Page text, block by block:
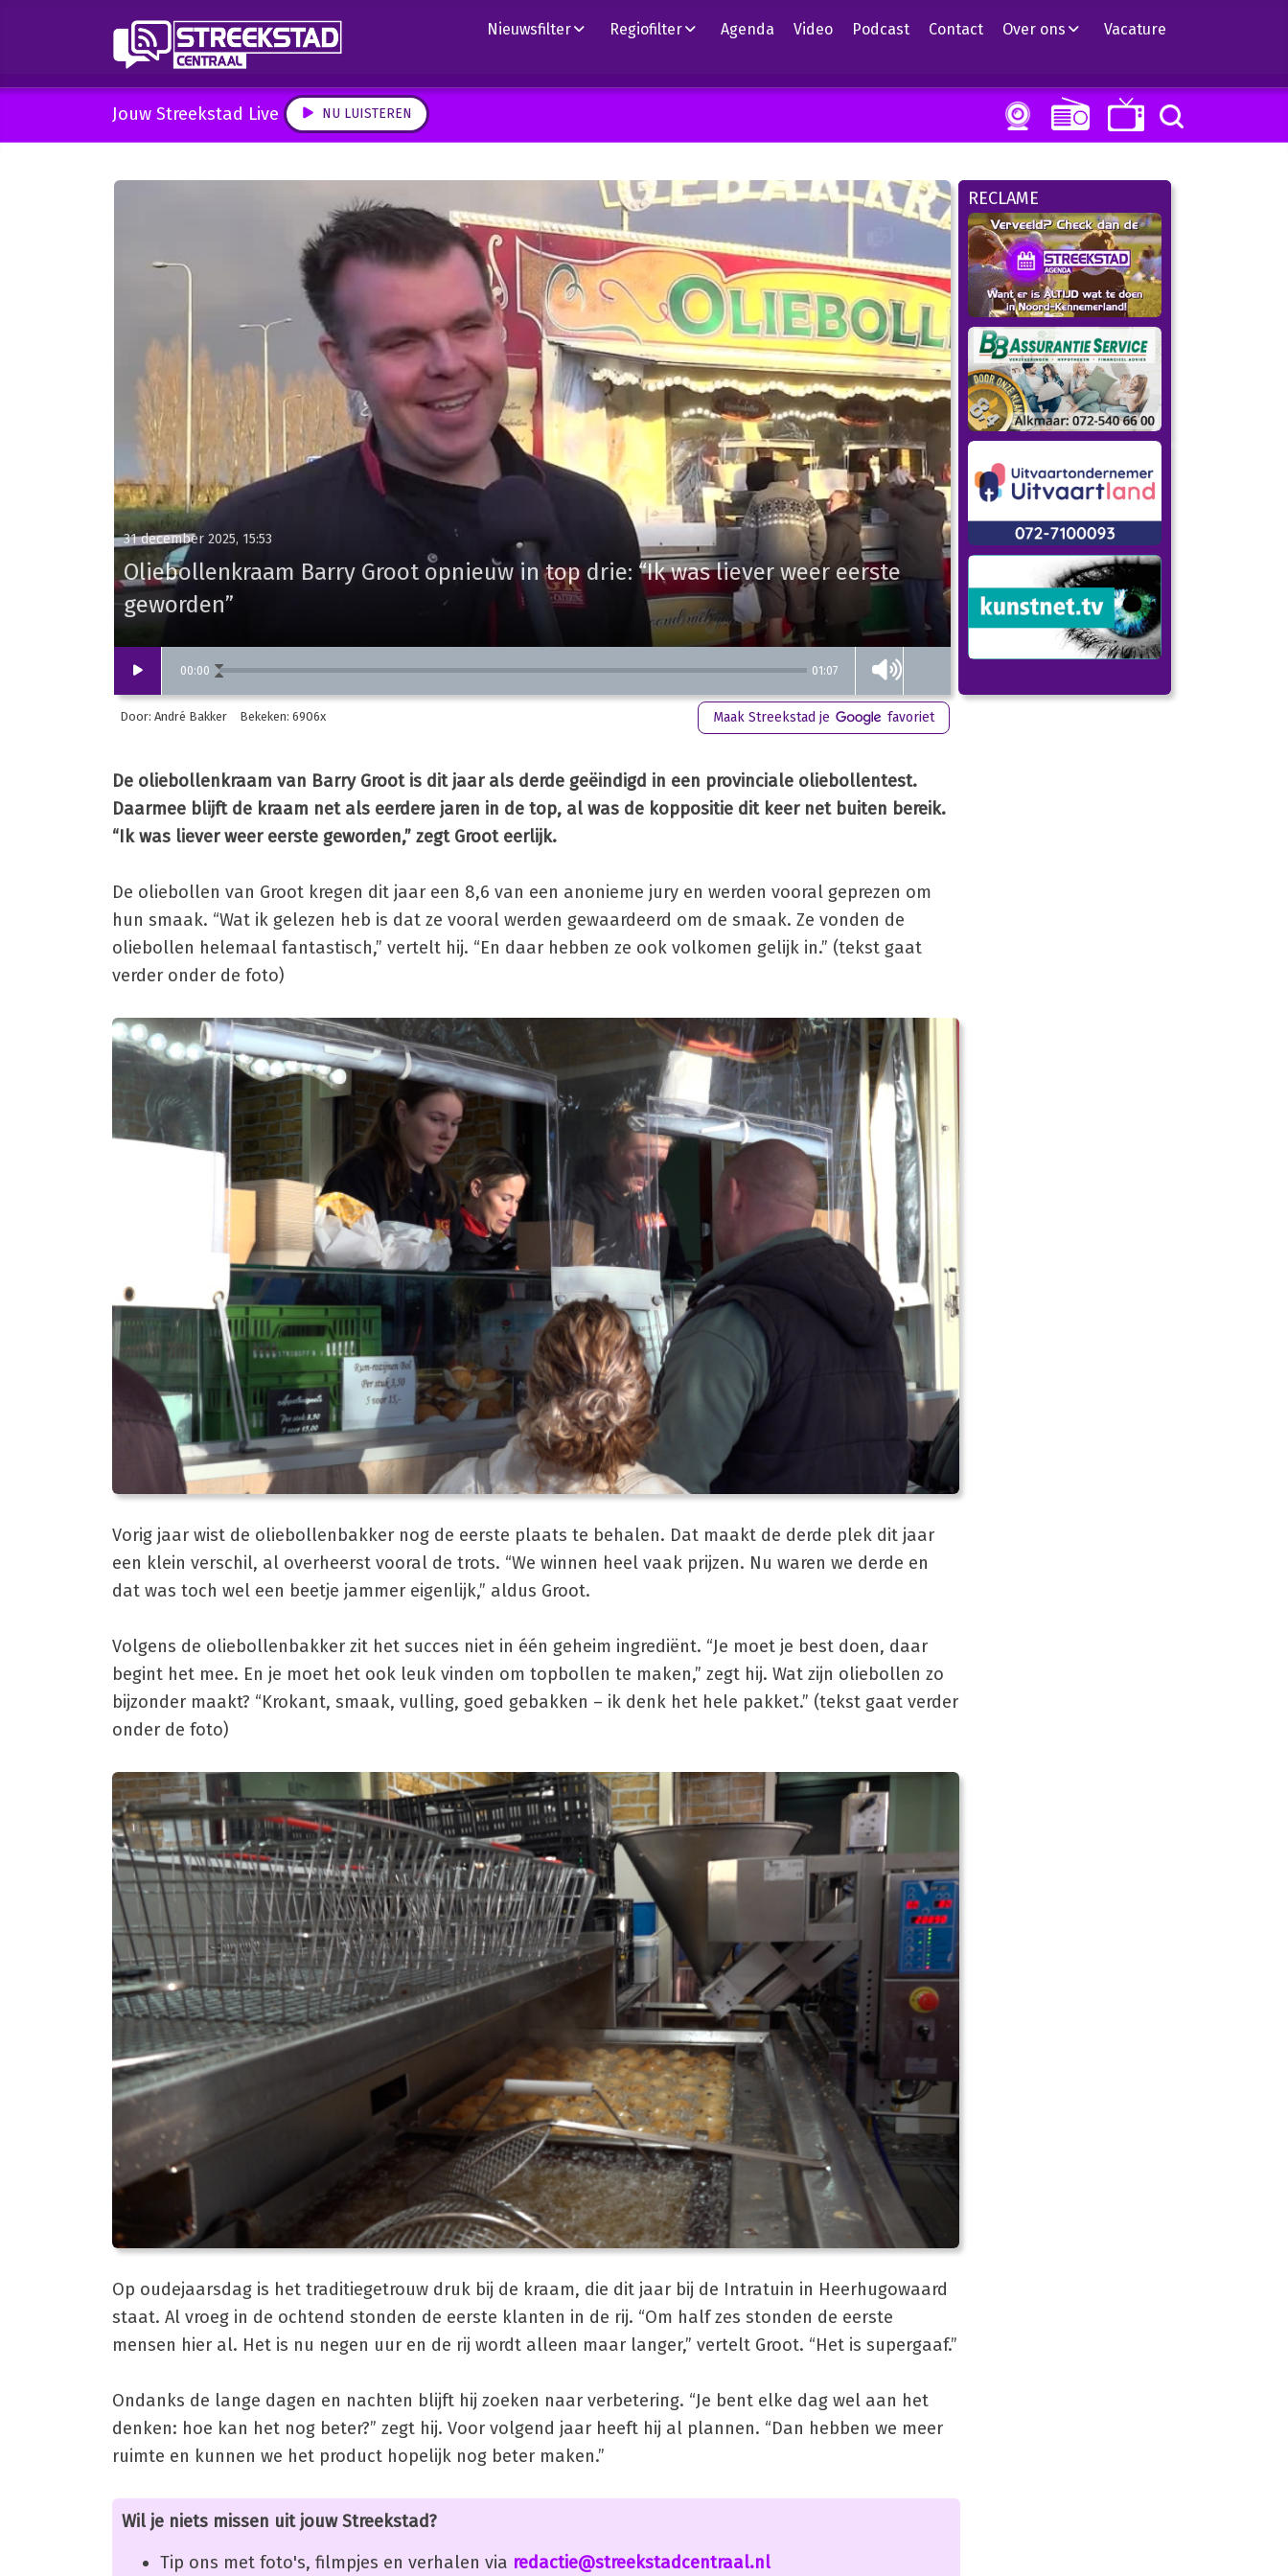
Nieuwsfilter Regiofilter Agenda Video Podcast Contact Over ons Vacature
Jouw Streekstad Live NU LUISTEREN
RECLAME
00:00 01:07
31 december 2025, 15:53
Oliebollenkraam Barry Groot opnieuw in top drie: “Ik was liever weer eerste
geworden”
Door: André Bakker Bekeken: 6906x Maak Streekstad je favoriet
De oliebollenkraam van Barry Groot is dit jaar als derde geëindigd in een provinciale oliebollentest.
Daarmee blijft de kraam net als eerdere jaren in de top, al was de koppositie dit keer net buiten bereik.
“Ik was liever weer eerste geworden,” zegt Groot eerlijk.
De oliebollen van Groot kregen dit jaar een 8,6 van een anonieme jury en werden vooral geprezen om
hun smaak. “Wat ik gelezen heb is dat ze vooral werden gewaardeerd om de smaak. Ze vonden de
oliebollen helemaal fantastisch,” vertelt hij. “En daar hebben ze ook volkomen gelijk in.” (tekst gaat
verder onder de foto)
Vorig jaar wist de oliebollenbakker nog de eerste plaats te behalen. Dat maakt de derde plek dit jaar
een klein verschil, al overheerst vooral de trots. “We winnen heel vaak prijzen. Nu waren we derde en
dat was toch wel een beetje jammer eigenlijk,” aldus Groot.
Volgens de oliebollenbakker zit het succes niet in één geheim ingrediënt. “Je moet je best doen, daar
begint het mee. En je moet het ook leuk vinden om topbollen te maken,” zegt hij. Wat zijn oliebollen zo
bijzonder maakt? “Krokant, smaak, vulling, goed gebakken – ik denk het hele pakket.” (tekst gaat verder
onder de foto)
Op oudejaarsdag is het traditiegetrouw druk bij de kraam, die dit jaar bij de Intratuin in Heerhugowaard
staat. Al vroeg in de ochtend stonden de eerste klanten in de rij. “Om half zes stonden de eerste
mensen hier al. Het is nu negen uur en de rij wordt alleen maar langer,” vertelt Groot. “Het is supergaaf.”
Ondanks de lange dagen en nachten blijft hij zoeken naar verbetering. “Je bent elke dag wel aan het
denken: hoe kan het nog beter?” zegt hij. Voor volgend jaar heeft hij al plannen. “Dan hebben we meer
ruimte en kunnen we het product hopelijk nog beter maken.”
Wil je niets missen uit jouw Streekstad?
Tip ons met foto's, filmpjes en verhalen via redactie@streekstadcentraal.nl